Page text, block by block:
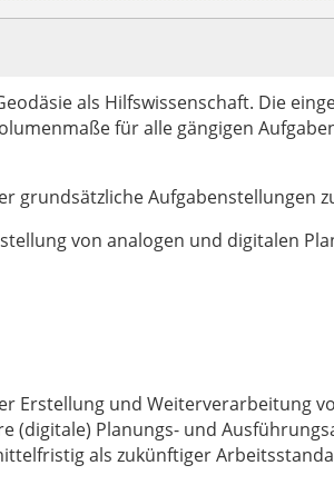
als Hilfswissenschaft. Die
für alle gängigen
grundsätzliche Aufgabenstellungen
von analogen und digitalen
Erstellung und Weiterverarbeitung
(digitale) Planungs- und
als zukünftiger